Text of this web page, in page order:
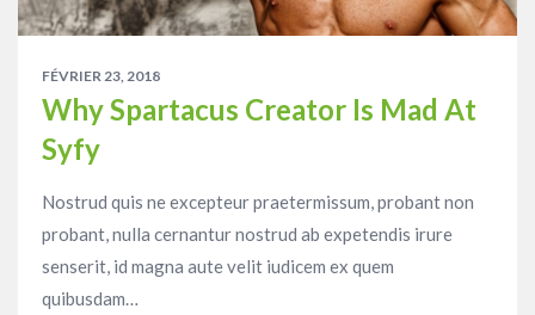
FÉVRIER 23, 2018
Why Spartacus Creator Is Mad At
Syfy
Nostrud quis ne excepteur praetermissum, probant non
probant, nulla cernantur nostrud ab expetendis irure
senserit, id magna aute velit iudicem ex quem
quibusdam…